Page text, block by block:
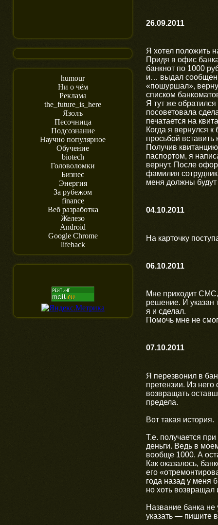
humour
Ни о чём
Реклама
the_future_is_here
Язолъ
Песочница
Подсознание
Научно популярное
Обучение
biotech
Головоломки
Бизнес
Энергия
За рубежом
finance
Веб разработка
Железо
Android
Google Chrome
lifehack
26.09.2011
Я хотел положить
Придя в офис
банкнот по 1000
и… выдал
«пошуршал»,
списком
Я тут же
посоветовала
печатается на
Когда я вернулся
просьбой вставить
Получив
паспортом, я
вернут. После
фамилия
меня должны
04.10.2011
На карточку
06.10.2011
Мне приходит СМС,
решение. И указан
я и сделал.
Помочь мне не
07.10.2011
Я перезвонил в
претензии. Из
возвращать
предела.
Вот такая история.
Т.е. получается
деньги. Ведь в
вообще 1000. А
Как оказалось,
его
года назад у меня
но хоть возвращал
Название банка
указать — пишите